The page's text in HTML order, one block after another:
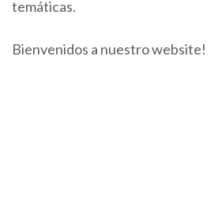
temáticas.
Bienvenidos a nuestro website!